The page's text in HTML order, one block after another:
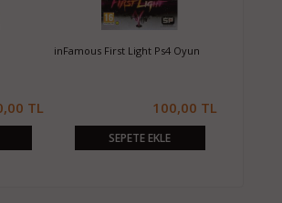
TL
inFamous First Light Ps4 Oyun
100,00 TL
SEPETE EKLE